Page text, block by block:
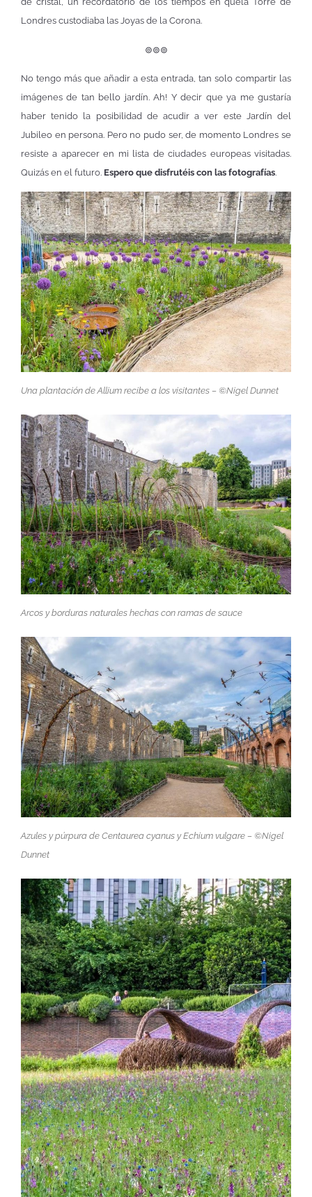
Londres custodiaba las Joyas de la Corona.
⊚⊚⊚
No tengo más que añadir a esta entrada, tan solo compartir las
imágenes de tan bello jardín. Ah! Y decir que ya me gustaría
haber tenido la posibilidad de acudir a ver este Jardín del
Jubileo en persona. Pero no pudo ser, de momento Londres se
resiste a aparecer en mi lista de ciudades europeas visitadas.
Quizás en el futuro. Espero que disfrutéis con las fotografías.
Una plantación de Allium recibe a los visitantes – ©Nigel Dunnet
Arcos y borduras naturales hechas con ramas de sauce
Azules y púrpura de Centaurea cyanus yEchium vulgare – ©Nigel
Dunnet